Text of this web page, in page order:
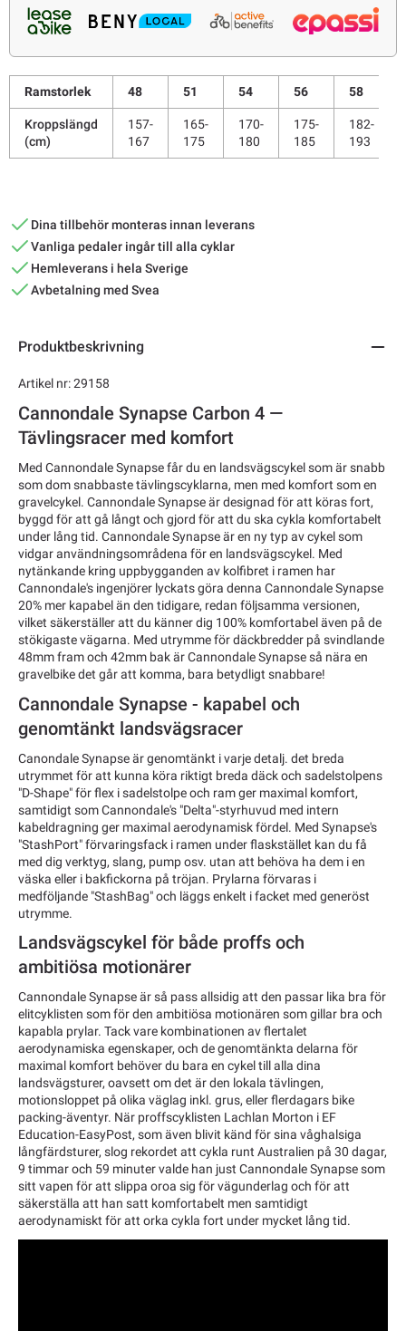
Ramstorlek 48 51 54 56 58
Kroppslängd
(cm)
157-
167
165-
175
170-
180
175-
185
182-
193
Dina tillbehör monteras innan leverans
Vanliga pedaler ingår till alla cyklar
Hemleverans i hela Sverige
Avbetalning med Svea
Produktbeskrivning
Artikel nr: 29158
Cannondale Synapse Carbon 4 —
Tävlingsracer med komfort
Med Cannondale Synapse får du en landsvägscykel som är snabb
som dom snabbaste tävlingscyklarna, men med komfort som en
gravelcykel. Cannondale Synapse är designad för att köras fort,
byggd för att gå långt och gjord för att du ska cykla komfortabelt
under lång tid. Cannondale Synapse är en ny typ av cykel som
vidgar användningsområdena för en landsvägscykel. Med
nytänkande kring uppbygganden av kolfibret i ramen har
Cannondale's ingenjörer lyckats göra denna Cannondale Synapse
20% mer kapabel än den tidigare, redan följsamma versionen,
vilket säkerställer att du känner dig 100% komfortabel även på de
stökigaste vägarna. Med utrymme för däckbredder på svindlande
48mm fram och 42mm bak är Cannondale Synapse så nära en
gravelbike det går att komma, bara betydligt snabbare!
Cannondale Synapse - kapabel och
genomtänkt landsvägsracer
Canondale Synapse är genomtänkt i varje detalj. det breda
utrymmet för att kunna köra riktigt breda däck och sadelstolpens
"D-Shape" för flex i sadelstolpe och ram ger maximal komfort,
samtidigt som Cannondale's "Delta"-styrhuvud med intern
kabeldragning ger maximal aerodynamisk fördel. Med Synapse's
"StashPort" förvaringsfack i ramen under flaskstället kan du få
med dig verktyg, slang, pump osv. utan att behöva ha dem i en
väska eller i bakfickorna på tröjan. Prylarna förvaras i
medföljande "StashBag" och läggs enkelt i facket med generöst
utrymme.
Landsvägscykel för både proffs och
ambitiösa motionärer
Cannondale Synapse är så pass allsidig att den passar lika bra för
elitcyklisten som för den ambitiösa motionären som gillar bra och
kapabla prylar. Tack vare kombinationen av flertalet
aerodynamiska egenskaper, och de genomtänkta delarna för
maximal komfort behöver du bara en cykel till alla dina
landsvägsturer, oavsett om det är den lokala tävlingen,
motionsloppet på olika väglag inkl. grus, eller flerdagars bike
packing-äventyr. När proffscyklisten Lachlan Morton i EF
Education-EasyPost, som även blivit känd för sina våghalsiga
långfärdsturer, slog rekordet att cykla runt Australien på 30 dagar,
9 timmar och 59 minuter valde han just Cannondale Synapse som
sitt vapen för att slippa oroa sig för vägunderlag och för att
säkerställa att han satt komfortabelt men samtidigt
aerodynamiskt för att orka cykla fort under mycket lång tid.